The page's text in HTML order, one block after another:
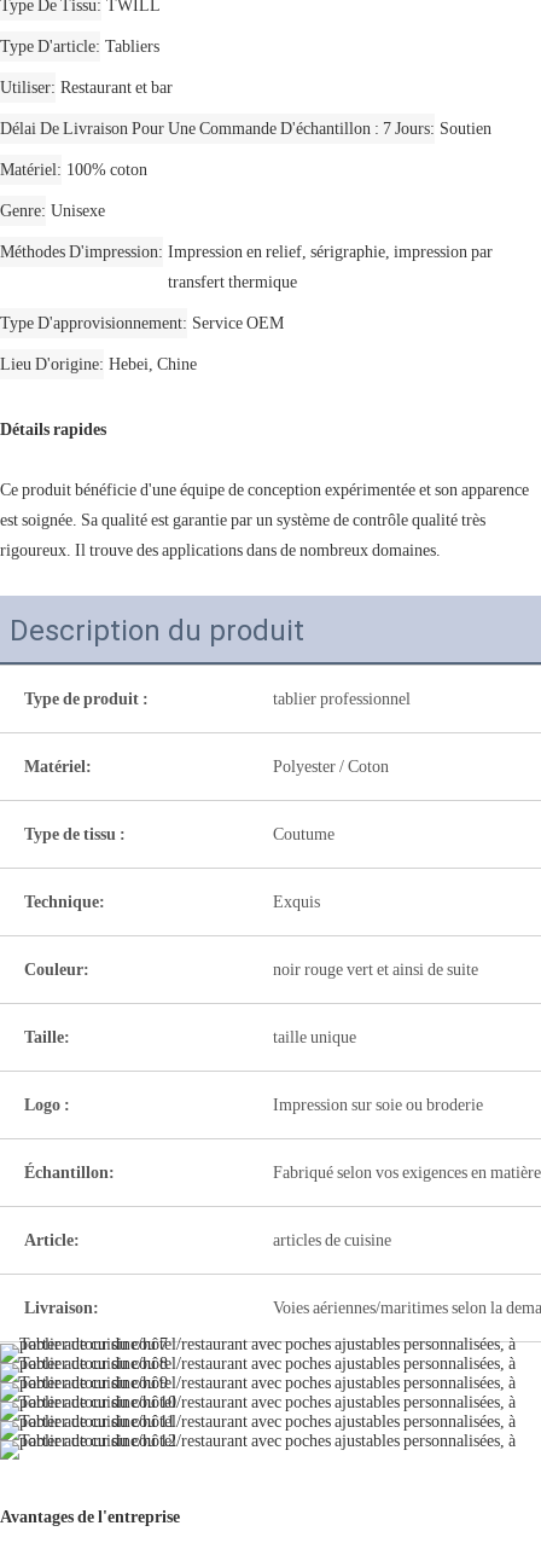
Type De Tissu TWILL
Type D'article Tabliers
Utiliser Restaurant et bar
Délai De Livraison Pour Une Commande D'échantillon : 7 Jours Soutien
Matériel 100% coton
Genre Unisexe
Méthodes D'impression Impression en relief, sérigraphie, impression par
transfert thermique
Type D'approvisionnement Service OEM
Lieu D'origine Hebei, Chine
Détails rapides
Ce produit bénéficie d'une équipe de conception expérimentée et son apparence
est soignée. Sa qualité est garantie par un système de contrôle qualité très
rigoureux. Il trouve des applications dans de nombreux domaines.
Description du produit
Type de produit : tablier professionnel
Matériel: Polyester / Coton
Type de tissu : Coutume
Technique: Exquis
Couleur: noir rouge vert et ainsi de suite
Taille: taille unique
Logo : Impression sur soie ou broderie
Échantillon: Fabriqué selon vos exigences en
Article: articles de cuisine
Livraison: Voies aériennes/maritimes selon la
Avantages de l'entreprise